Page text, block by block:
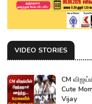
VIDEO STORIES
CM
Cute
Vijay